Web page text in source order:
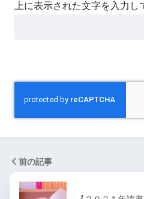
上に表示された文字を入力し
前の記事